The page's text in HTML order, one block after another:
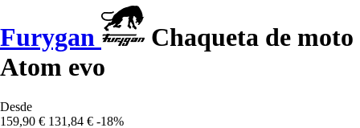
Furygan
Chaqueta de moto
Atom evo
Desde
159,90 € 131,84 € -18%